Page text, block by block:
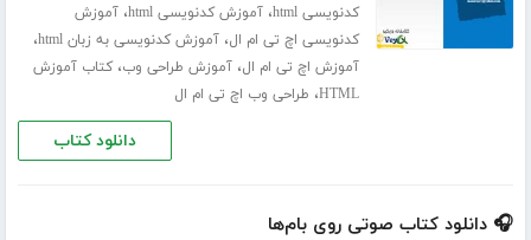
کدنویسی html
،آموزش کدنویسی html ،آموزش
کدنویسی اچ تی ام ال،آموزش کدنویسی به زبان html ،
آموزش اچ تی ام ال،آموزش طراحی وب،کتاب آموزش
HTML، طراحی وب اچ تی ام ال
دانلود کتاب
🎧 دانلود کتاب صوتی روی بام‌ها